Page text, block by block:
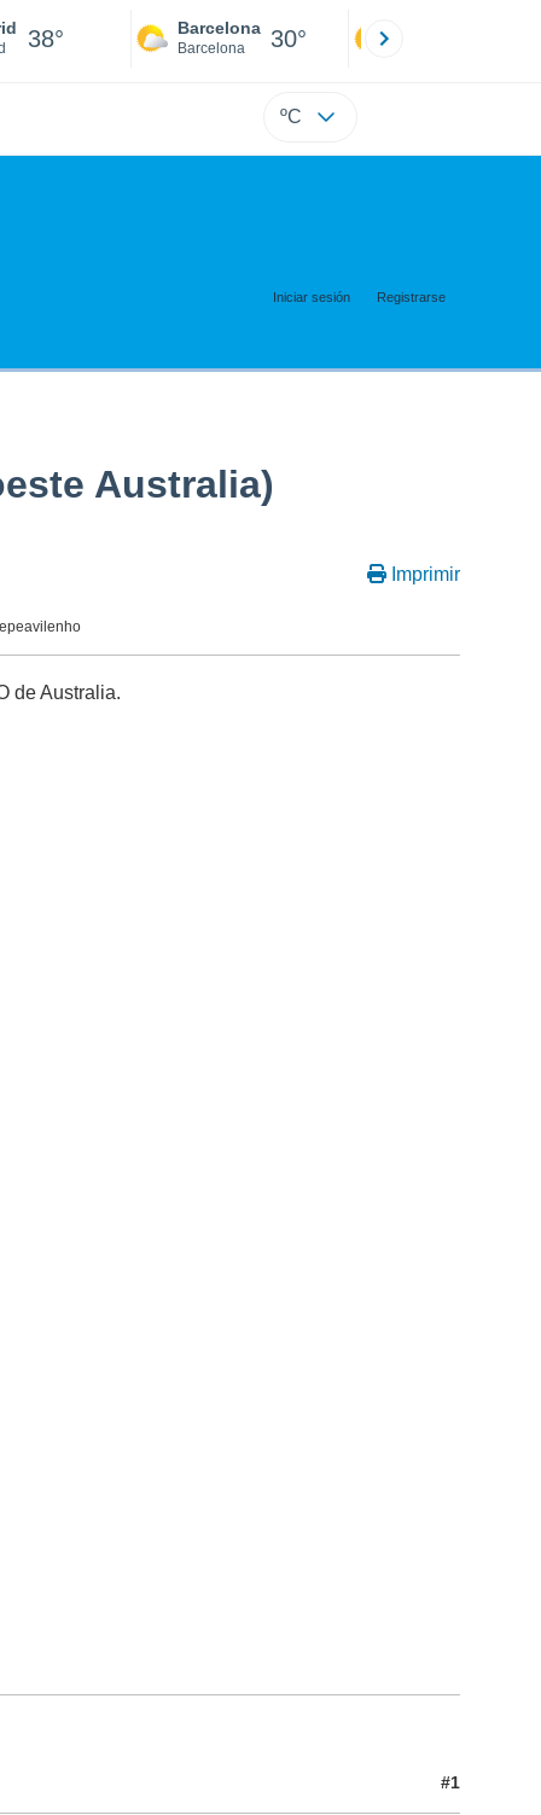
38° Barcelona
Barcelona 30°
ºC
Iniciar sesión Registrarse
Australia)
Imprimir
de Australia.
#1